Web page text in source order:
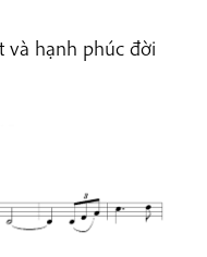
và hạnh phúc đời